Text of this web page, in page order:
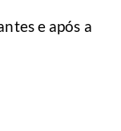
e após a